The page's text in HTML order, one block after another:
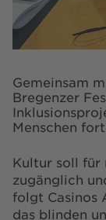
Gemeinsam
Bregenzer
Menschen
Kultur soll für
zugänglich
folgt Casinos
das blinden